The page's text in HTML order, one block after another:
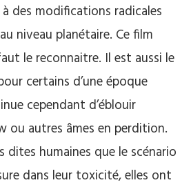
des modifications radicales
niveau planétaire. Ce film
le reconnaitre. Il est aussi le
certains d’une époque
cependant d’éblouir
ou autres âmes en perdition.
dites humaines que le scénario
dans leur toxicité, elles ont